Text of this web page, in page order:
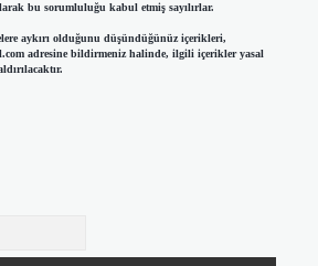
bu sorumluluğu kabul etmiş sayılırlar.
aykırı olduğunu düşündüğünüz içerikleri,
adresine bildirmeniz halinde, ilgili içerikler yasal